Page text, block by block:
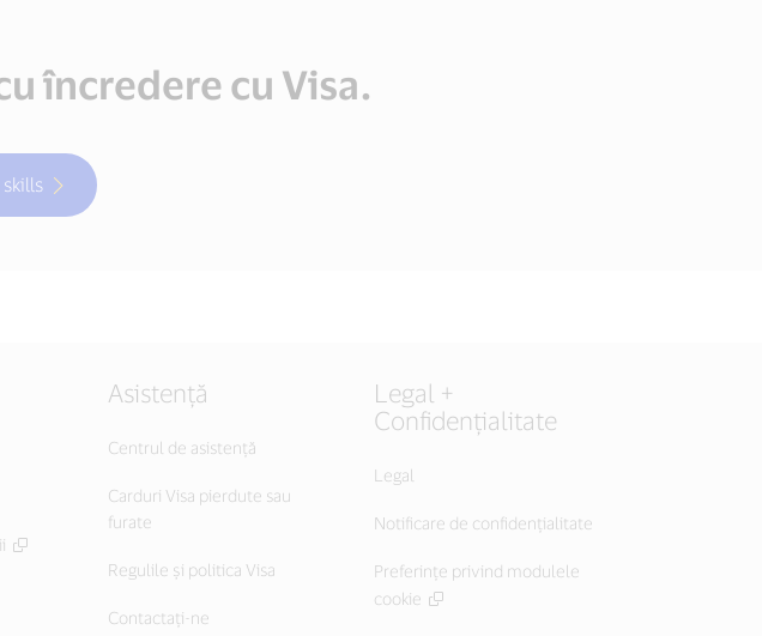
încredere cu Visa.
Asistență
Centrul de asistență
Carduri Visa pierdute sau
furate
Regulile și politica Visa
Contactați-ne
Legal +
Confidențialitate
Legal
Notificare de confidențialitate
Preferințe privind modulele
cookie